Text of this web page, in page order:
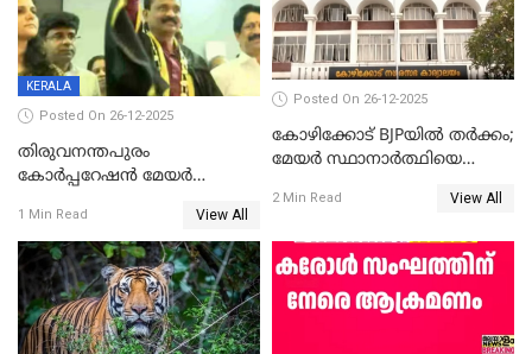
KERALA
Posted On 26-12-2025
തിരുവനന്തപുരം
കോര്‍പ്പറേഷന്‍ മേയര്‍
ഹൈക്കോടതിയിലേക്ക്;
സത്യപ്രതിജ്ഞ ചടങ്ങില്‍
ചട്ടലംഘനമെന്ന് പാർട്ടി
1 Min Read View All
Posted On 26-12-2025
കോഴിക്കോട് BJPയിൽ തർക്കം;
മേയർ സ്ഥാനാർത്ഥിയെ
2 Min Read View All